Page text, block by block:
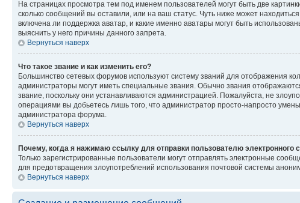
На страницах просмотра тем под именем пользователей могут быть две
сколько сообщений вы оставили, или на ваш статус. Чуть ниже может
включена ли поддержка аватар, и какие именно аватары могут быть
выяснить у него причины данного запрета.
Вернуться наверх
Что такое звание и как изменить его?
Большинство сетевых форумов используют систему званий для отображения
администраторы могут иметь специальные звания. Обычно звания
звание, поскольку они устанавливаются администрацией. Пожалуйста, не
операциями вы добьетесь лишь того, что администратор просто-напросто
администратора форума.
Вернуться наверх
Почему, когда я нажимаю ссылку для отправки пользователю электронного
Только зарегистрированные пользователи могут отправлять электронные
для предотвращения злоупотреблений использования почтовой системы
Вернуться наверх